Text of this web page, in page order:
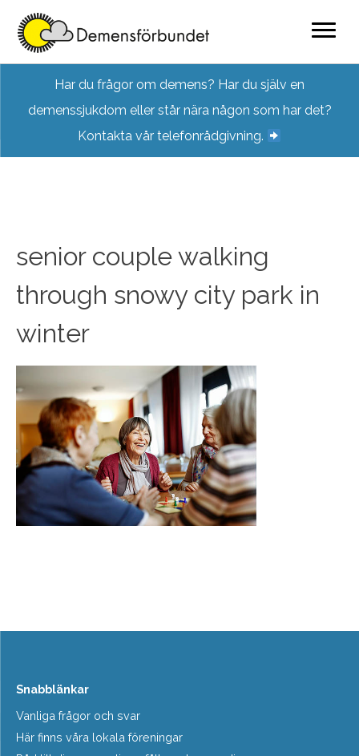
content
Har du frågor om demens? Har du själv en
demenssjukdom eller står nära någon som har det?
Kontakta vår telefonrådgivning.
senior couple walking
through snowy city park in
winter
Snabblänkar
Vanliga frågor och svar
Här finns våra lokala föreningar